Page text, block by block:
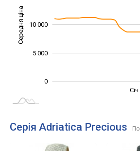
Середня ціна 10 000
0
5 000
10 000
Серія Adriatica Precious